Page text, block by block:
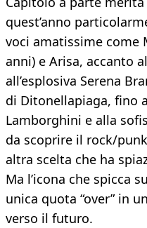
quest’anno
voci amatissime come
anni) e Arisa, accanto
all’esplosiva Serena
di Ditonellapiaga, fino
Lamborghini e alla
da scoprire il rock/
altra scelta che ha
Ma l’icona che spicca
unica quota “over” in
verso il futuro.